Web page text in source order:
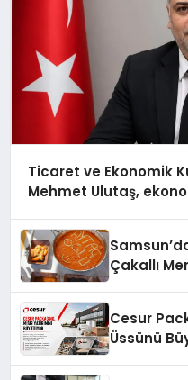
Ticaret ve Ekonomik
Mehmet Ulutaş,
Çakallı
Cesur
Üssünü